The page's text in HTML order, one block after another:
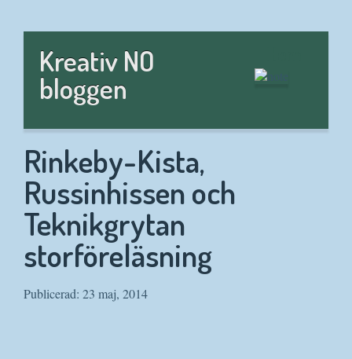
Kreativ NO
bloggen
Rinkeby-Kista,
Russinhissen och
Teknikgrytan
storföreläsning
Publicerad: 23 maj, 2014